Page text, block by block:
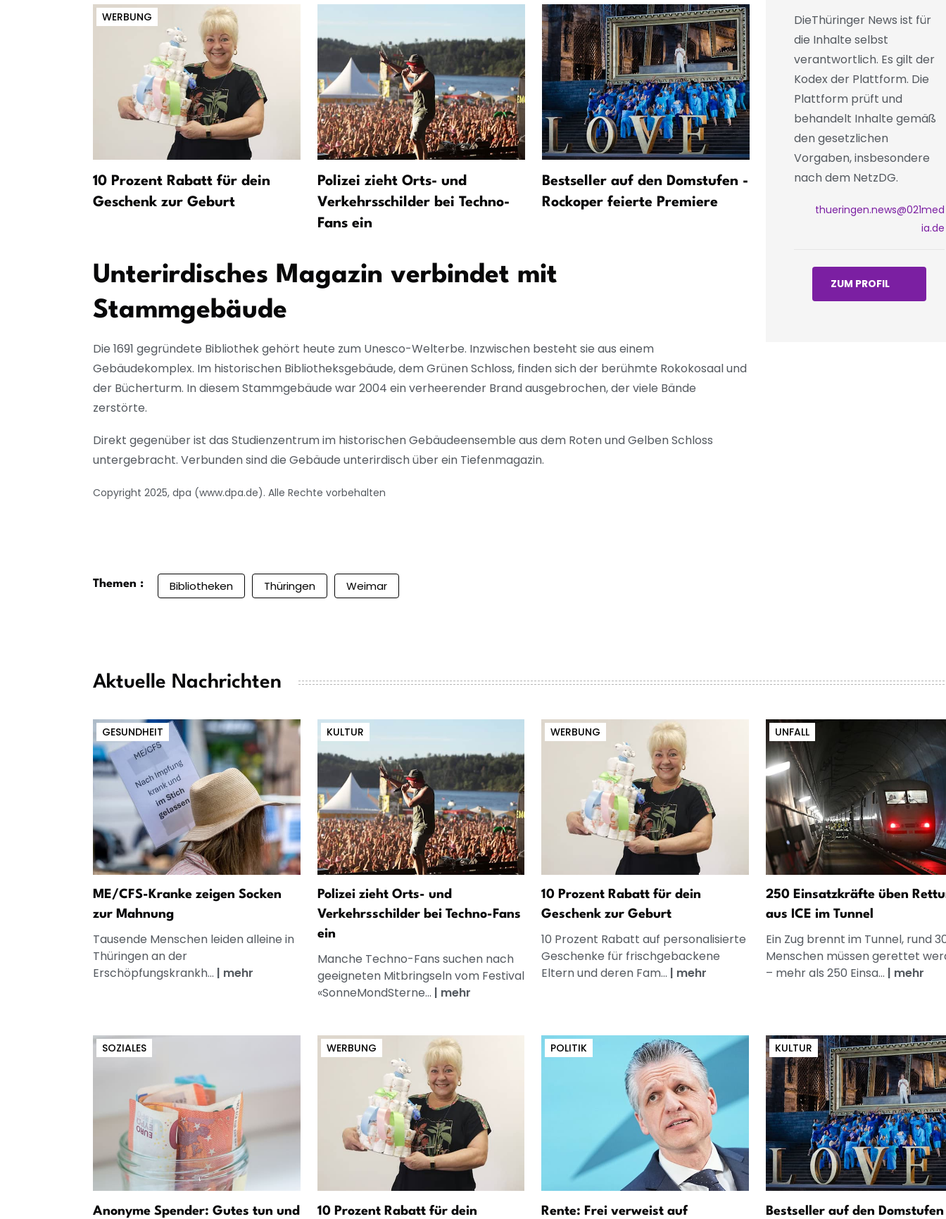
WERBUNG
10 Prozent Rabatt für dein
Geschenk zur Geburt
Polizei zieht Orts- und
Verkehrsschilder bei Techno-
Fans ein
Bestseller auf den Domstufen -
Rockoper feierte Premiere
Zehntausende feiern
Festival
Unterirdisches Magazin verbindet mit
Stammgebäude
Die 1691 gegründete Bibliothek gehört heute zum Unesco-Welterbe. Inzwischen besteht sie aus einem
Gebäudekomplex. Im historischen Bibliotheksgebäude, dem Grünen Schloss, finden sich der berühmte Rokokosaal und
der Bücherturm. In diesem Stammgebäude war 2004 ein verheerender Brand ausgebrochen, der viele Bände
zerstörte.
Direkt gegenüber ist das Studienzentrum im historischen Gebäudeensemble aus dem Roten und Gelben Schloss
untergebracht. Verbunden sind die Gebäude unterirdisch über ein Tiefenmagazin.
Copyright 2025, dpa (www.dpa.de). Alle Rechte vorbehalten
DieThüringer News ist für
die Inhalte selbst
verantwortlich. Es gilt der
Kodex der Plattform. Die
Plattform prüft und
behandelt Inhalte gemäß
den gesetzlichen
Vorgaben, insbesondere
nach dem NetzDG.
thueringen.news@021med
ia.de
ZUM PROFIL
Themen : Bibliotheken Thüringen Weimar
Aktuelle Nachrichten
GESUNDHEIT
ME/CFS-Kranke zeigen Socken
zur Mahnung
Tausende Menschen leiden alleine in
Thüringen an der
Erschöpfungskrankh... | mehr
KULTUR
Polizei zieht Orts- und
Verkehrsschilder bei Techno-Fans
ein
Manche Techno-Fans suchen nach
geeigneten Mitbringseln vom Festival
«SonneMondSterne... | mehr
WERBUNG
10 Prozent Rabatt für dein
Geschenk zur Geburt
10 Prozent Rabatt auf personalisierte
Geschenke für frischgebackene
Eltern und deren Fam... | mehr
UNFALL
250 Einsatzkräfte üben
aus ICE im Tunnel
Ein Zug brennt im Tunnel, rund
Menschen müssen gerettet
– mehr als 250 Einsa... | mehr
SOZIALES
Anonyme Spender: Gutes tun und
WERBUNG
10 Prozent Rabatt für dein
POLITIK
Rente: Frei verweist auf
KULTUR
Bestseller auf den